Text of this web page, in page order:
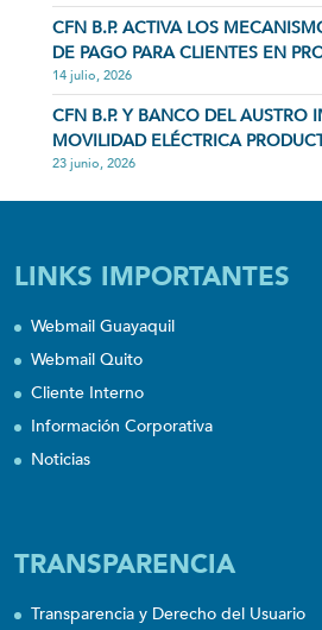
CFN B.P. ACTIVA LOS
DE PAGO PARA CLIENTES EN
14 julio, 2026
CFN B.P. Y BANCO DEL AUSTRO
MOVILIDAD ELÉCTRICA
23 junio, 2026
LINKS IMPORTANTES
Webmail Guayaquil
Webmail Quito
Cliente Interno
Información Corporativa
Noticias
TRANSPARENCIA
Transparencia y Derecho del Usuario